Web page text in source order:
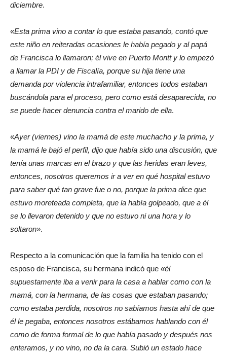
diciembre.
«Esta prima vino a contar lo que estaba pasando, contó que
este niño en reiteradas ocasiones le había pegado y al papá
de Francisca lo llamaron; él vive en Puerto Montt y lo empezó
a llamar la PDI y de Fiscalía, porque su hija tiene una
demanda por violencia intrafamiliar, entonces todos estaban
buscándola para el proceso, pero como está desaparecida, no
se puede hacer denuncia contra el marido de ella.
«Ayer (viernes) vino la mamá de este muchacho y la prima, y
la mamá le bajó el perfil, dijo que había sido una discusión, que
tenía unas marcas en el brazo y que las heridas eran leves,
entonces, nosotros queremos ir a ver en qué hospital estuvo
para saber qué tan grave fue o no, porque la prima dice que
estuvo moreteada completa, que la había golpeado, que a él
se lo llevaron detenido y que no estuvo ni una hora y lo
soltaron».
Respecto a la comunicación que la familia ha tenido con el
esposo de Francisca, su hermana indicó que «él
supuestamente iba a venir para la casa a hablar como con la
mamá, con la hermana, de las cosas que estaban pasando;
como estaba perdida, nosotros no sabíamos hasta ahí de que
él le pegaba, entonces nosotros estábamos hablando con él
como de forma formal de lo que había pasado y después nos
enteramos, y no vino, no da la cara. Subió un estado hace